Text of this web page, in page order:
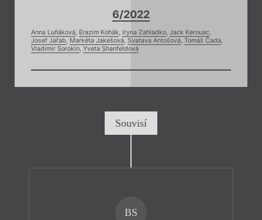
6/2022
Anna Luňáková, Erazim Kohák, Iryna Zahladko, Jack Kerouac,
Josef Jařab, Markéta Jakešová, Svatava Antošová, Tomáš Čada,
Vladimir Sorokin, Yveta Shanfeldová
Souvisí
BS